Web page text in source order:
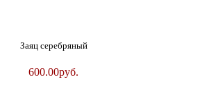
Заяц серебряный
600.00руб.